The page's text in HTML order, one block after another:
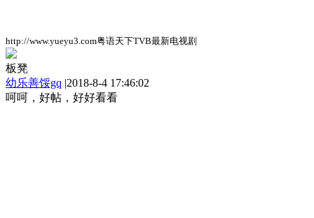
http://www.yueyu3.com粤语天下TVB最新电视剧
板凳
幼乐善馁gq |2018-8-4 17:46:02
呵呵，好帖，好好看看